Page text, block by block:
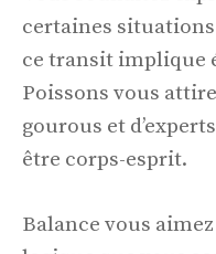
certaines
ce transit implique
Poissons vous
gourous et
être corps-esprit.
Balance vous